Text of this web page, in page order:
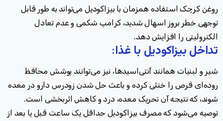
روغن کرچک استفاده همزمان با بیزاکودیل می‌تواند به طور قابل
توجهی خطر بروز اسهال شدید، کرامپ شکمی و عدم تعادل
الکترولیتی را افزایش دهد.
تداخل بیزاکودیل با غذا:
شیر و لبنیات همانند آنتی‌اسیدها، نیز می‌توانند پوشش محافظ
روده‌ای قرص را خنثی کرده و باعث حل شدن زودرس دارو در معده
شوند، که نتیجه آن تحریک معده، درد و کاهش اثربخشی است.
توصیه می‌شود که مصرف بیزاکودیل حداقل یک ساعت قبل یا بعد از